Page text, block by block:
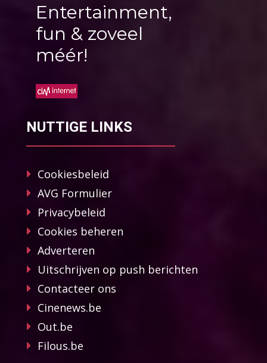
Entertainment,
fun & zoveel
méér!
NUTTIGE LINKS
Cookiesbeleid
AVG Formulier
Privacybeleid
Cookies beheren
Adverteren
Uitschrijven op push berichten
Contacteer ons
Cinenews.be
Out.be
Filous.be